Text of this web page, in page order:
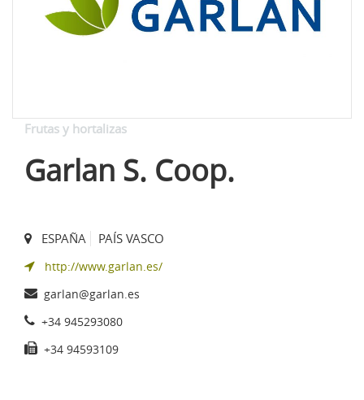
Frutas y hortalizas
Garlan S. Coop.
ESPAÑA PAÍS VASCO
http://www.garlan.es/
garlan@garlan.es
+34 945293080
+34 94593109